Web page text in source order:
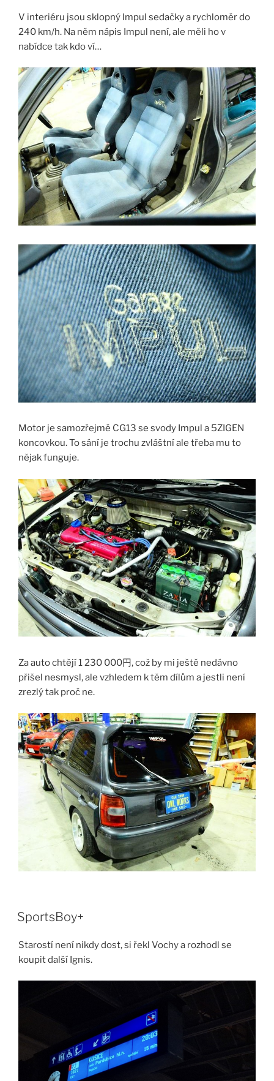
V interiéru jsou sklopný Impul sedačky a rychloměr do
240 km/h. Na něm nápis Impul není, ale měli ho v
nabídce tak kdo ví…
Motor je samozřejmě CG13 se svody Impul a 5ZIGEN
koncovkou. To sání je trochu zvláštní ale třeba mu to
nějak funguje.
Za auto chtějí 1 230 000円, což by mi ještě nedávno
přišel nesmysl, ale vzhledem k těm dílům a jestli není
zrezlý tak proč ne.
SportsBoy+
Starostí není nikdy dost, si řekl Vochy a rozhodl se
koupit další Ignis.